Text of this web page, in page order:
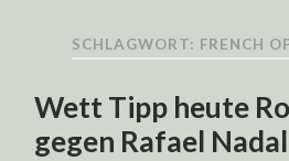
SCHLAGWORT: FRENCH
Wett Tipp heute
gegen Rafael Nadal